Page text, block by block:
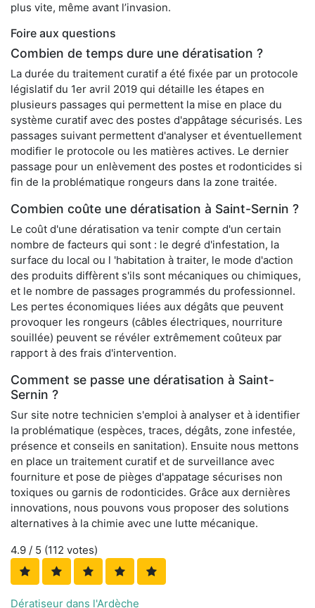
plus vite, même avant l’invasion.
Foire aux questions
Combien de temps dure une dératisation ?
La durée du traitement curatif a été fixée par un protocole
législatif du 1er avril 2019 qui détaille les étapes en
plusieurs passages qui permettent la mise en place du
système curatif avec des postes d'appâtage sécurisés. Les
passages suivant permettent d'analyser et éventuellement
modifier le protocole ou les matières actives. Le dernier
passage pour un enlèvement des postes et rodonticides si
fin de la problématique rongeurs dans la zone traitée.
Combien coûte une dératisation à Saint-Sernin ?
Le coût d'une dératisation va tenir compte d'un certain
nombre de facteurs qui sont : le degré d'infestation, la
surface du local ou l 'habitation à traiter, le mode d'action
des produits diffèrent s'ils sont mécaniques ou chimiques,
et le nombre de passages programmés du professionnel.
Les pertes économiques liées aux dégâts que peuvent
provoquer les rongeurs (câbles électriques, nourriture
souillée) peuvent se révéler extrêmement coûteux par
rapport à des frais d'intervention.
Comment se passe une dératisation à Saint-
Sernin ?
Sur site notre technicien s'emploi à analyser et à identifier
la problématique (espèces, traces, dégâts, zone infestée,
présence et conseils en sanitation). Ensuite nous mettons
en place un traitement curatif et de surveillance avec
fourniture et pose de pièges d'appatage sécurises non
toxiques ou garnis de rodonticides. Grâce aux dernières
innovations, nous pouvons vous proposer des solutions
alternatives à la chimie avec une lutte mécanique.
4.9 / 5 (112 votes)
Dératiseur dans l'Ardèche